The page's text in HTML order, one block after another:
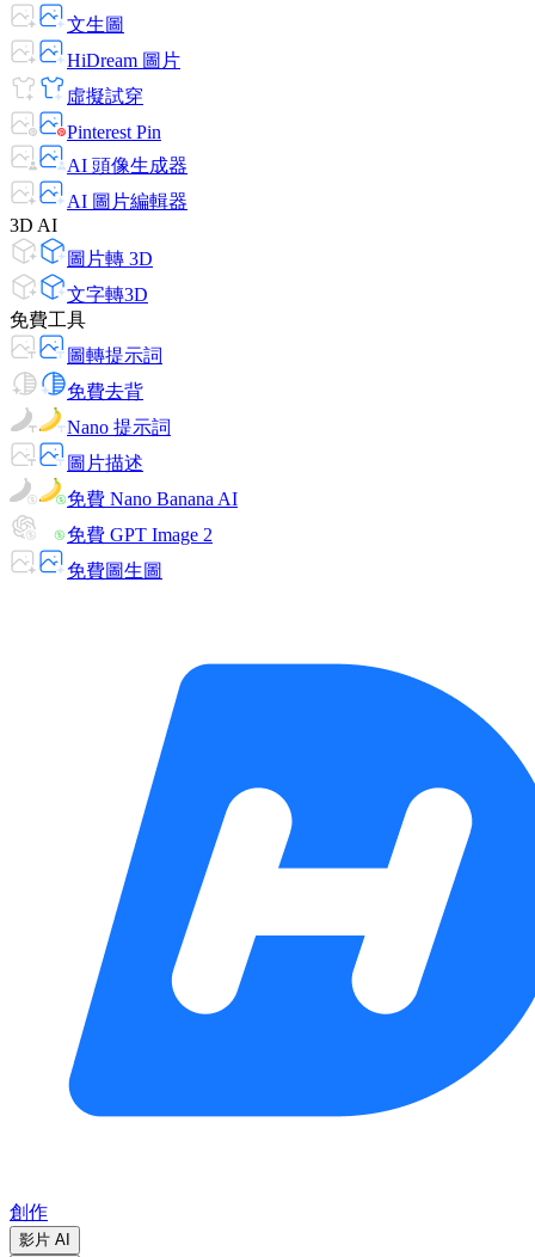
文生圖
HiDream 圖片
虛擬試穿
Pinterest Pin
AI 頭像生成器
AI 圖片編輯器
3D AI
圖片轉 3D
文字轉3D
免費工具
圖轉提示詞
免費去背
Nano 提示詞
圖片描述
免費 Nano Banana AI
免費 GPT Image 2
免費圖生圖
創作
影片 AI